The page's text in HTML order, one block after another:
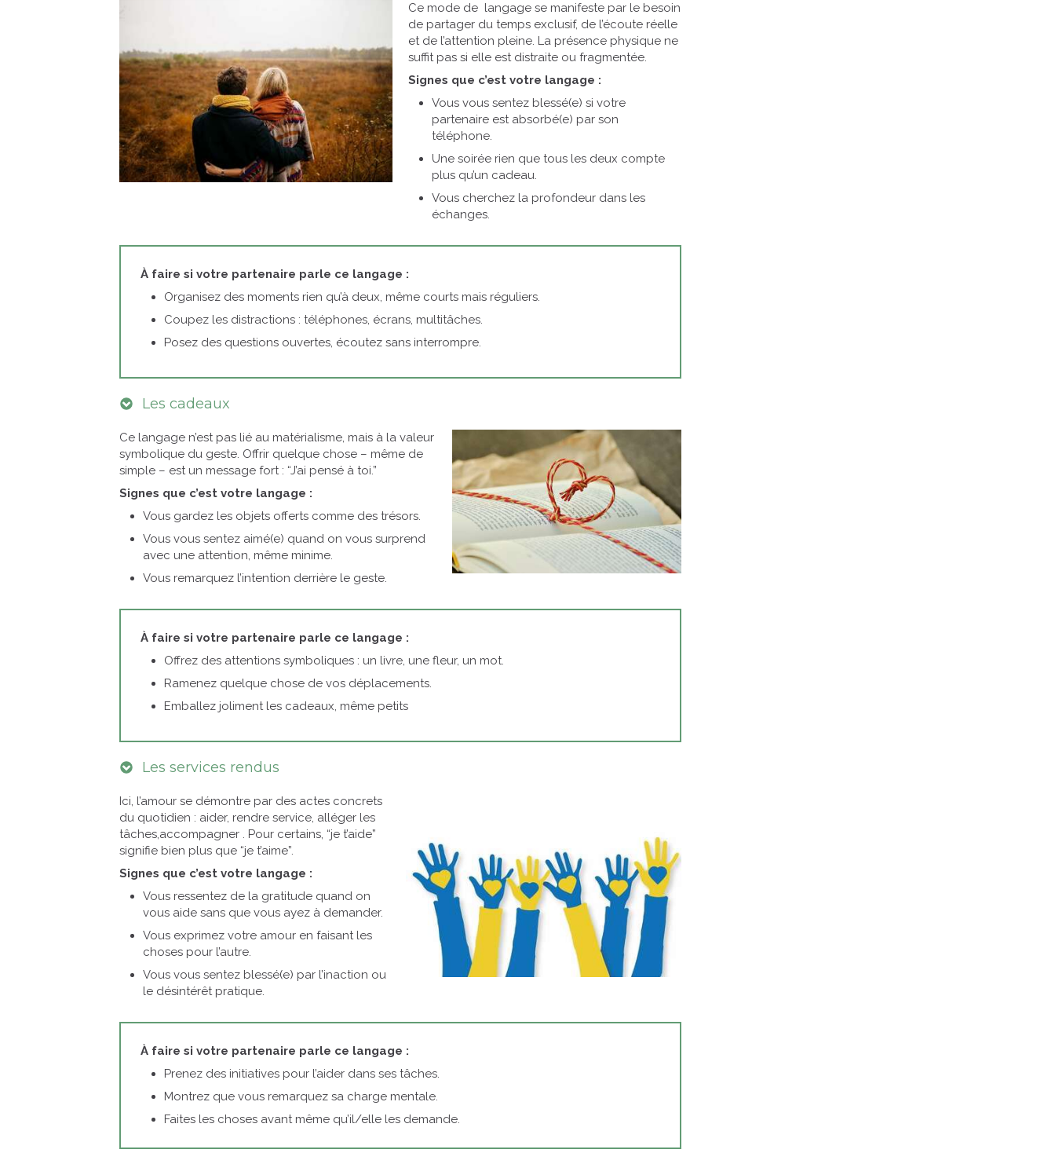
Ce mode de langage se manifeste par le besoin
de partager du temps exclusif, de l’écoute réelle
et de l’attention pleine. La présence physique ne
suffit pas si elle est distraite ou fragmentée.
Signes que c’est votre langage :
Vous vous sentez blessé(e) si votre
partenaire est absorbé(e) par son
téléphone.
Une soirée rien que tous les deux compte
plus qu’un cadeau.
Vous cherchez la profondeur dans les
échanges.
À faire si votre partenaire parle ce langage :
Organisez des moments rien qu’à deux, même courts mais réguliers.
Coupez les distractions : téléphones, écrans, multitâches.
Posez des questions ouvertes, écoutez sans interrompre.
Les cadeaux
Ce langage n’est pas lié au matérialisme, mais à la valeur
symbolique du geste. Offrir quelque chose – même de
simple – est un message fort : “J’ai pensé à toi.”
Signes que c’est votre langage :
Vous gardez les objets offerts comme des trésors.
Vous vous sentez aimé(e) quand on vous surprend
avec une attention, même minime.
Vous remarquez l’intention derrière le geste.
À faire si votre partenaire parle ce langage :
Offrez des attentions symboliques : un livre, une fleur, un mot.
Ramenez quelque chose de vos déplacements.
Emballez joliment les cadeaux, même petits
Les services rendus
Ici, l’amour se démontre par des actes concrets
du quotidien : aider, rendre service, alléger les
tâches,accompagner . Pour certains, “je t’aide”
signifie bien plus que “je t’aime”.
Signes que c’est votre langage :
Vous ressentez de la gratitude quand on
vous aide sans que vous ayez à demander.
Vous exprimez votre amour en faisant les
choses pour l’autre.
Vous vous sentez blessé(e) par l’inaction ou
le désintérêt pratique.
À faire si votre partenaire parle ce langage :
Prenez des initiatives pour l’aider dans ses tâches.
Montrez que vous remarquez sa charge mentale.
Faites les choses avant même qu’il/elle les demande.